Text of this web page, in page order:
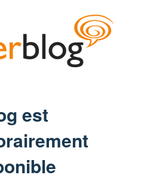
est